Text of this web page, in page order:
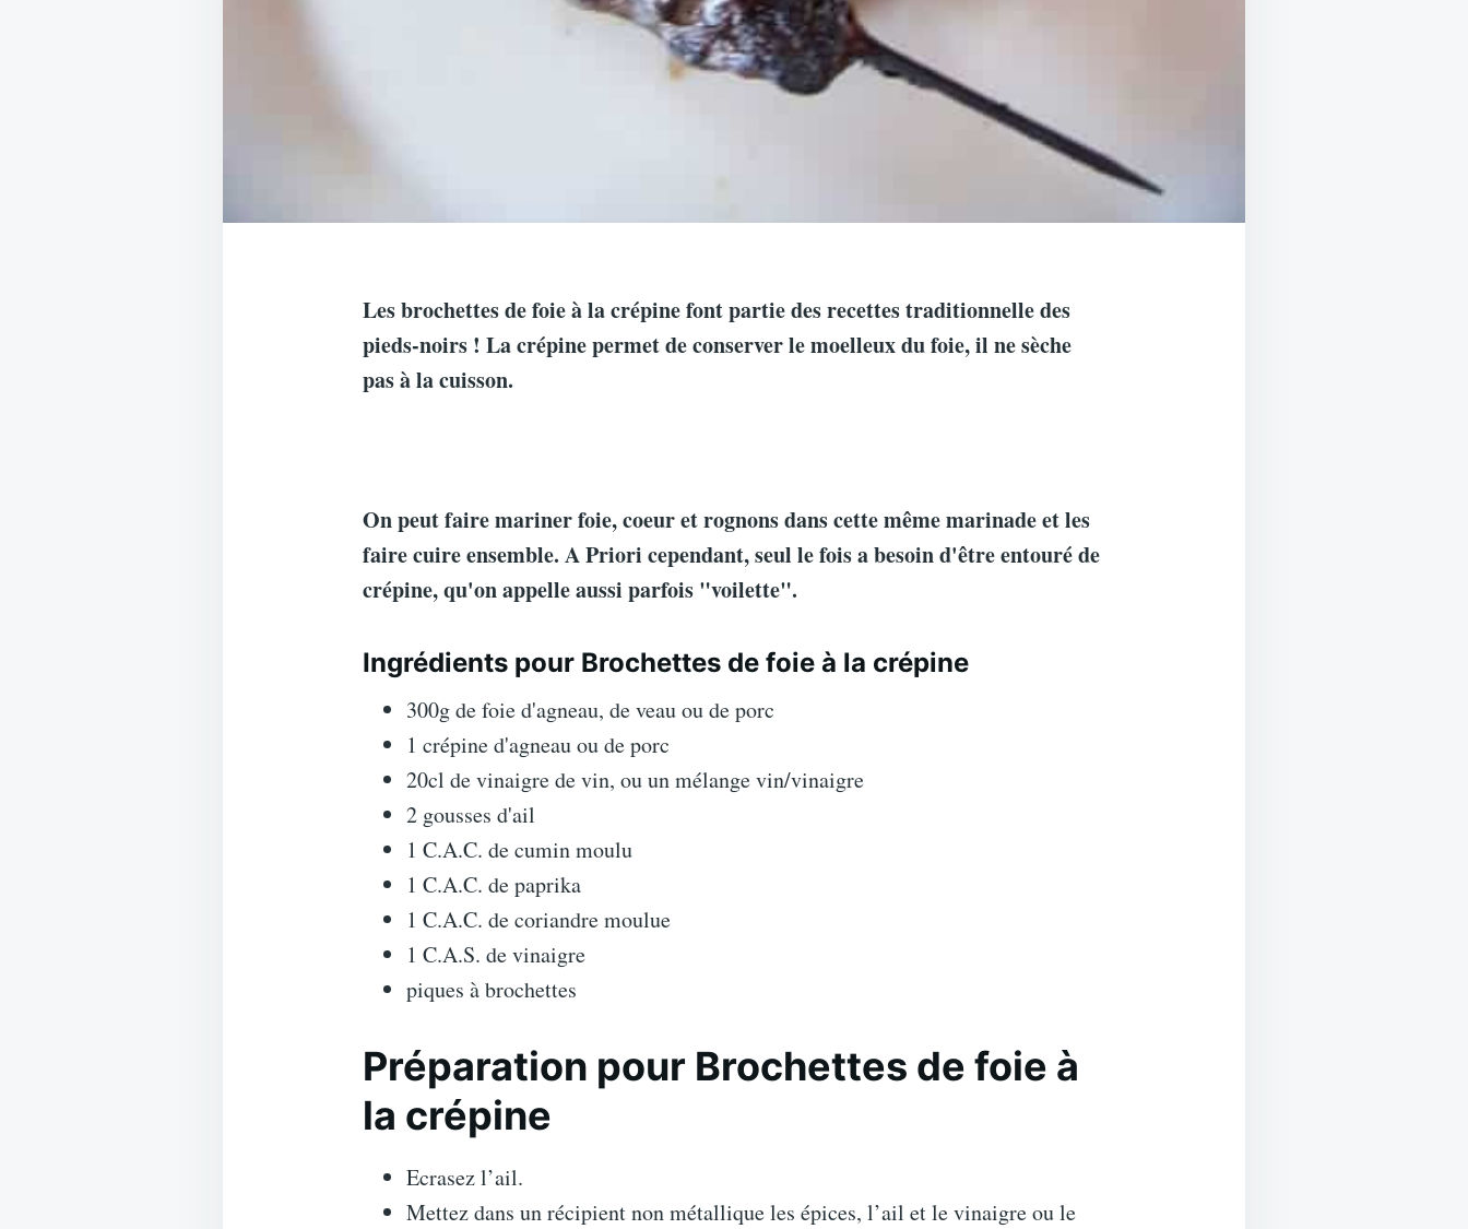
Les brochettes de foie à la crépine font partie des recettes traditionnelle des
pieds-noirs ! La crépine permet de conserver le moelleux du foie, il ne sèche
pas à la cuisson.
On peut faire mariner foie, coeur et rognons dans cette même marinade et les
faire cuire ensemble. A Priori cependant, seul le fois a besoin d'être entouré de
crépine, qu'on appelle aussi parfois "voilette".
Ingrédients pour Brochettes de foie à la crépine
300g de foie d'agneau, de veau ou de porc
1 crépine d'agneau ou de porc
20cl de vinaigre de vin, ou un mélange vin/vinaigre
2 gousses d'ail
1 C.A.C. de cumin moulu
1 C.A.C. de paprika
1 C.A.C. de coriandre moulue
1 C.A.S. de vinaigre
piques à brochettes
Préparation pour Brochettes de foie à
la crépine
Ecrasez l’ail.
Mettez dans un récipient non métallique les épices, l’ail et le vinaigre ou le